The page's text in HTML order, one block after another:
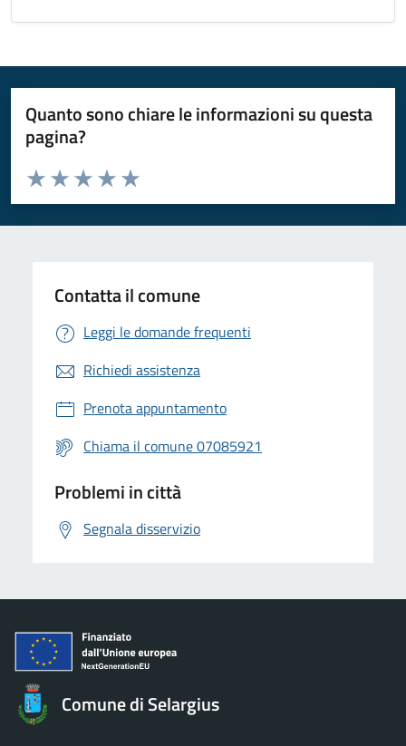
Quanto sono chiare le informazioni su questa
pagina?
Valuta da 1 a 5 stelle la pagina
Valuta 5 stelle su 5
Valuta 4 stelle su 5
Valuta 3 stelle su 5
Valuta 2 stelle su 5
Valuta 1 stelle su 5
Contatta il comune
Leggi le domande frequenti
Richiedi assistenza
Prenota appuntamento
Chiama il comune 07085921
Problemi in città
Segnala disservizio
Comune di Selargius